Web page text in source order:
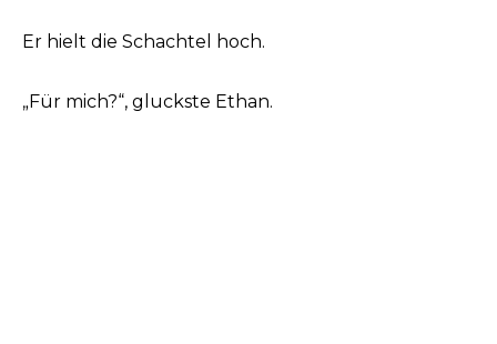
Er hielt die Schachtel hoch.
„Für mich?“, gluckste Ethan.